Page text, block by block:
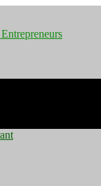
Pourquoi